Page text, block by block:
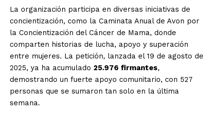
La organización participa en diversas iniciativas de
concientización, como la Caminata Anual de Avon por
la Concientización del Cáncer de Mama, donde
comparten historias de lucha, apoyo y superación
entre mujeres. La petición, lanzada el 19 de agosto de
2025, ya ha acumulado 25.976 firmantes,
demostrando un fuerte apoyo comunitario, con 527
personas que se sumaron tan solo en la última
semana.